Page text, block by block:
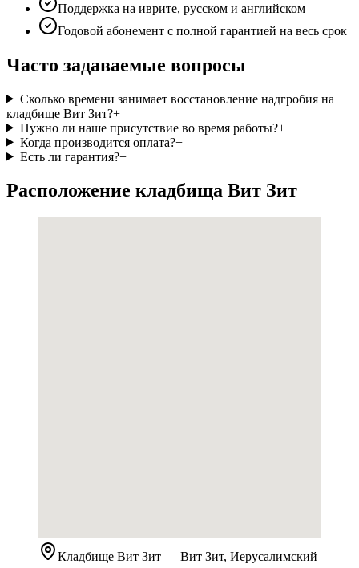
Поддержка на иврите, русском и английском
Годовой абонемент с полной гарантией на весь срок
Часто задаваемые вопросы
Сколько времени занимает восстановление надгробия на
кладбище Вит Зит?+
Нужно ли наше присутствие во время работы?+
Когда производится оплата?+
Есть ли гарантия?+
Расположение кладбища Вит Зит
Кладбище Вит Зит — Вит Зит, Иерусалимский